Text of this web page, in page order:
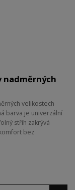
nadměrných
velikostech
barva je univerzální
střih zakrývá
bez